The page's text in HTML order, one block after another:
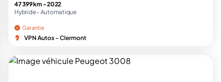
47 399 km -2022
Hybride - Automatique
Garantie
VPN Autos - Clermont